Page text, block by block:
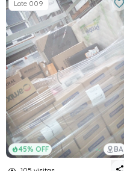
45% OFF BA
Lote 009